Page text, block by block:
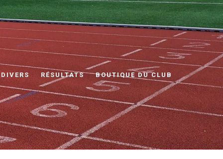
RÉSULTATS BOUTIQUE DU CLUB